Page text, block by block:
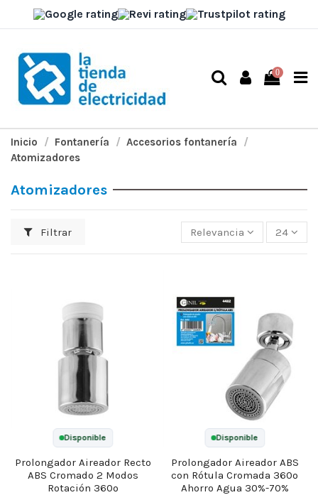
0
Inicio Fontanería
Accesorios fontanería
Atomizadores
Atomizadores
Filtrar Relevancia 24
Disponible
Prolongador Aireador Recto
ABS Cromado 2 Modos
Rotación 360º
Disponible
Prolongador Aireador ABS
con Rótula Cromada 360º
Ahorro Agua 30%-70%